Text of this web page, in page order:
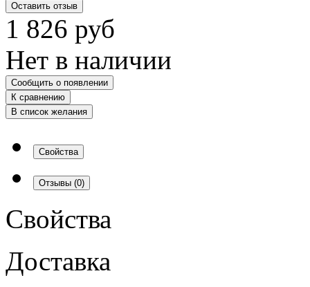
Оставить отзыв
1 826 руб
Нет в наличии
Сообщить о появлении
К сравнению
В список желания
Свойства
Отзывы (0)
Свойства
Доставка